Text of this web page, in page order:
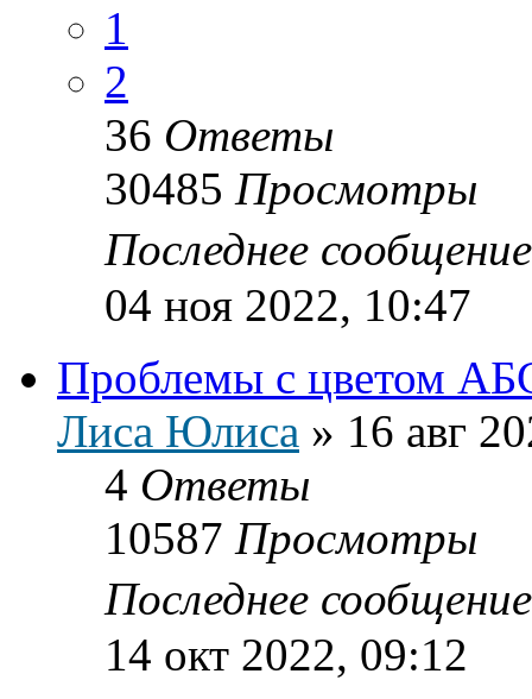
1
2
36 Ответы
30485 Просмотры
Последнее
04 ноя 2022, 10:47
Проблемы с цветом
Лиса Юлиса » 16 авг
4 Ответы
10587 Просмотры
Последнее
14 окт 2022, 09:12